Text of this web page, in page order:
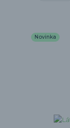
Novinka